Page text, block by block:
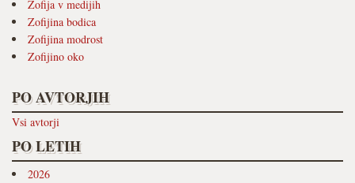
Zofija v medijih
Zofijina bodica
Zofijina modrost
Zofijino oko
PO AVTORJIH
Vsi avtorji
PO LETIH
2026